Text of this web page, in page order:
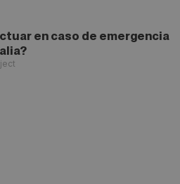
en caso de emergencia